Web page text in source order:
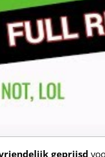
geprijsd